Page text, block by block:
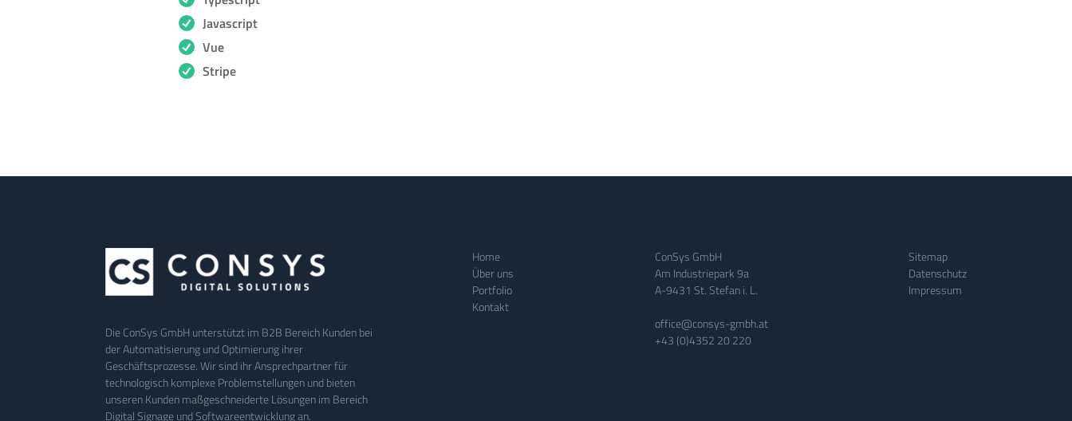
Javascript
Vue
Stripe
Die ConSys GmbH unterstützt im B2B Bereich Kunden bei
der Automatisierung und Optimierung ihrer
Geschäftsprozesse. Wir sind ihr Ansprechpartner für
technologisch komplexe Problemstellungen und bieten
unseren Kunden maßgeschneiderte Lösungen im Bereich
Digital Signage und Softwareentwicklung an.
ConSys GmbH
Am Industriepark 9a
A-9431 St. Stefan i. L.
office@consys-gmbh.at
+43 (0)4352 20 220
Home
Über uns
Portfolio
Kontakt
Sitemap
Datenschutz
Impressum